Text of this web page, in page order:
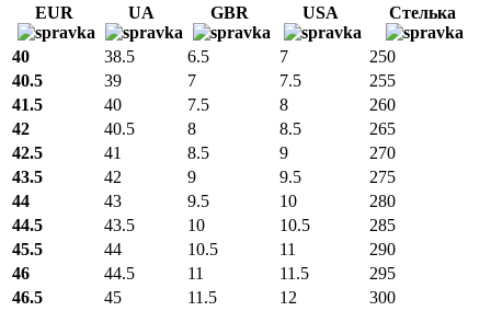
EUR UA GBR USA Стелька
40 38.5 6.5 7
250
40.5
39 7 7.5
255
41.5
40 7.5 8
260
42
40.5 8 8.5
265
42.5
41 8.5 9
270
43.5
42 9 9.5
275
44
43 9.5 10
280
44.5
43.5 10 10.5
285
45.5
44 10.5 11
290
46
44.5 11 11.5
295
46.5
45 11.5 12
300